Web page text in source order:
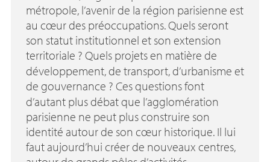
métropole, l’avenir de la région parisienne est
au cœur des préoccupations. Quels seront
son statut institutionnel et son extension
territoriale ? Quels projets en matière de
développement, de transport, d’urbanisme et
de gouvernance ? Ces questions font
d’autant plus débat que l’agglomération
parisienne ne peut plus construire son
identité autour de son cœur historique. Il lui
faut aujourd’hui créer de nouveaux centres,